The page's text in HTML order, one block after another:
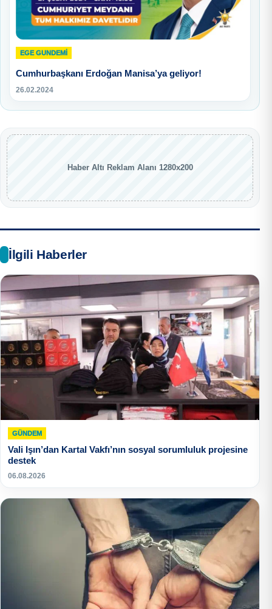
EGE GUNDEMİ
Cumhurbaşkanı Erdoğan Manisa’ya geliyor!
26.02.2024
Haber Altı Reklam Alanı 1280x200
İlgili Haberler
GÜNDEM
Vali Işın’dan Kartal Vakfı’nın sosyal sorumluluk projesine
destek
06.08.2026